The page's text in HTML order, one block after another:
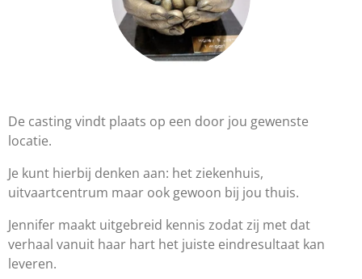
De casting vindt plaats op een door jou gewenste
locatie.
Je kunt hierbij denken aan: het ziekenhuis,
uitvaartcentrum maar ook gewoon bij jou thuis.
Jennifer maakt uitgebreid kennis zodat zij met dat
verhaal vanuit haar hart het juiste eindresultaat kan
leveren.